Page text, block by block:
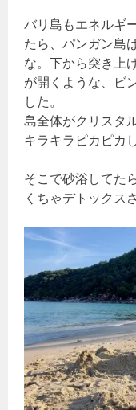
バリ島もエネルギ
たら、パンガン島
な。下から突き上
が開くような、ビ
した。
島全体がクリスタ
キラキラピカピカ
そこで砂浴してた
くちゃデトックス